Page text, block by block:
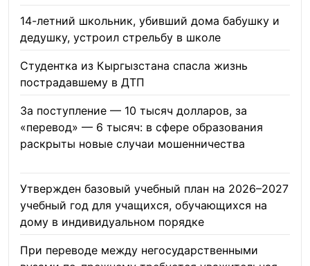
14-летний школьник, убивший дома бабушку и
дедушку, устроил стрельбу в школе
Студентка из Кыргызстана спасла жизнь
пострадавшему в ДТП
За поступление — 10 тысяч долларов, за
«перевод» — 6 тысяч: в сфере образования
раскрыты новые случаи мошенничества
Утвержден базовый учебный план на 2026–2027
учебный год для учащихся, обучающихся на
дому в индивидуальном порядке
При переводе между негосударственными